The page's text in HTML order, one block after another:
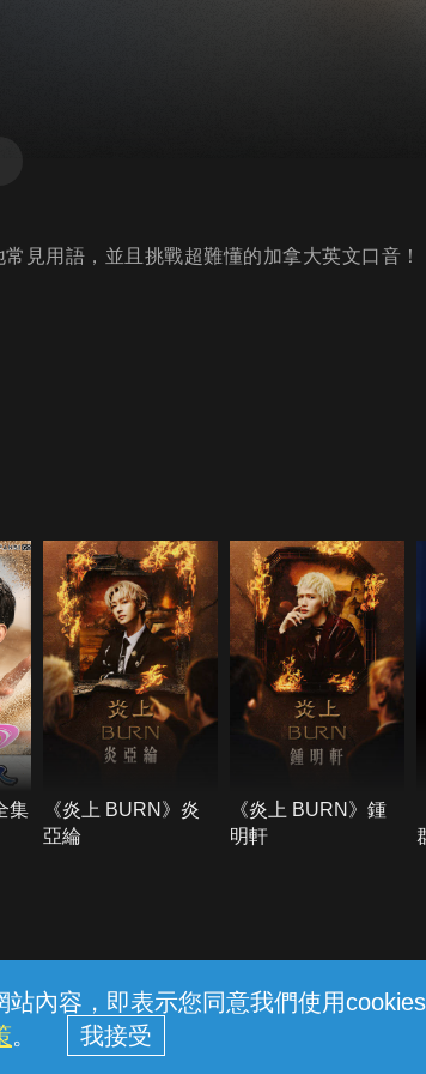
內容，即表示您同意我們使用
。
見用語，並且挑戰超難懂的加拿大英文口音！
集
《炎上 BURN》炎
亞綸
《炎上 BURN》鍾
明軒
© 2026